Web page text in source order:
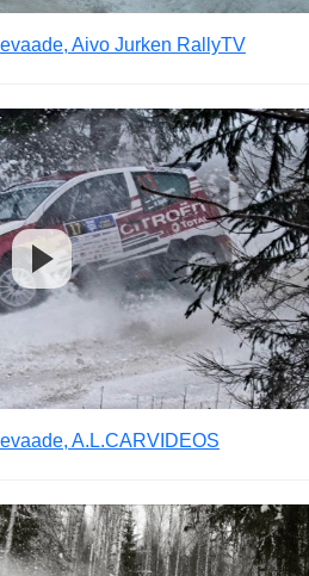
Aivo Jurken RallyTV
A.L.CARVIDEOS